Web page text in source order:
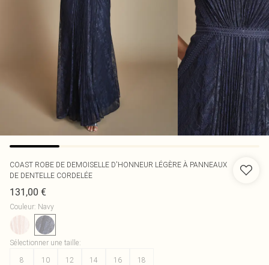
COAST ROBE DE DEMOISELLE D'HONNEUR LÉGÈRE À PANNEAUX
DE DENTELLE CORDELÉE
131,00 €
Couleur: Navy
Sélectionner une taille:
8
10 12 14 16 18